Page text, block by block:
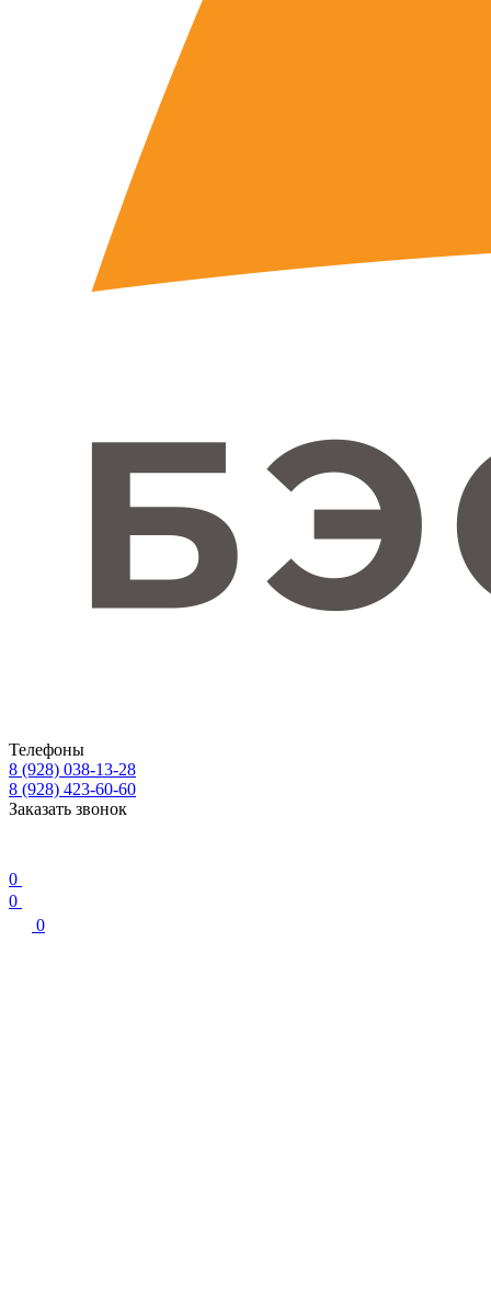
Телефоны
8 (928) 038-13-28
8 (928) 423-60-60
Заказать звонок
0
0
0